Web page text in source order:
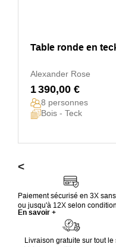
Table ronde en
Alexander Rose
1 390,00 €
8 personnes
Bois - Teck
<
Paiement sécurisé en 3X
ou jusqu'à 12X selon
En savoir +
Livraison gratuite sur tout le